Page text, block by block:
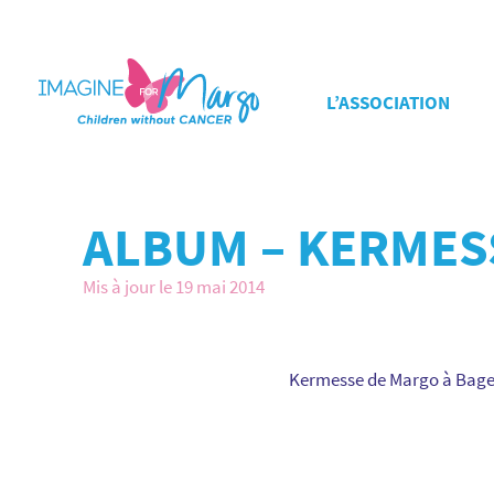
L’ASSOCIATION
ALBUM –
Mis à jour le 19 mai 2014
Kermesse de Margo à